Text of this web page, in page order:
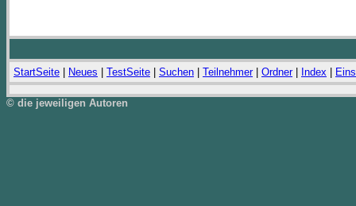
StartSeite Neues TestSeite Suchen Teilnehmer| Ordner| Index
© die jeweiligen Autoren